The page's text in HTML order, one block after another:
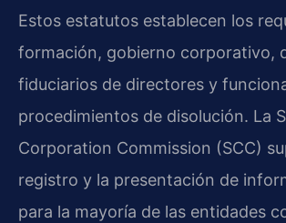
Estos estatutos establecen los
formación, gobierno corporativo,
fiduciarios de directores y
procedimientos de disolución. La
Corporation Commission (SCC)
registro y la presentación de
para la mayoría de las entidades